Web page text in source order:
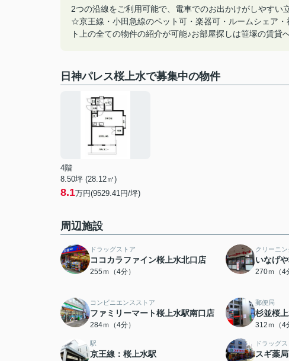
2つの沿線をご利用可能で、電車でのお出かけがしやすい
☆京王線・小田急線のペット可・楽器可・ルームシェア
ト上の全ての物件の紹介が可能♪お部屋探しは笹塚の賃
日神パレス桜上水で募集中の物件
4階
8.50坪 (28.12㎡)
8.1万円(9529.41円/坪)
周辺施設
ドラッグストア
ココカラファイン桜上水北口店
255ｍ（4分）
クリーニン
いなげ
270ｍ（4
コンビニエンスストア
ファミリーマート桜上水駅南口店
284ｍ（4分）
郵便局
杉並桜
312ｍ（4
駅
京王線：桜上水駅
ドラッグ
スギ薬